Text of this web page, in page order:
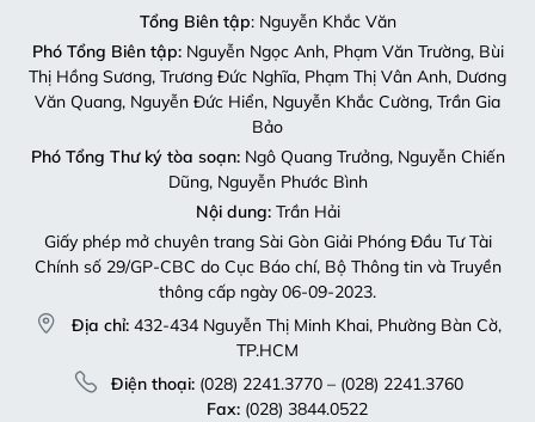
Tổng Biên tập: Nguyễn Khắc Văn
Phó Tổng Biên tập:Nguyễn Ngọc Anh, Phạm Văn Trường, Bùi
Thị Hồng Sương, Trương Đức Nghĩa, Phạm Thị Vân Anh, Dương
Văn Quang, Nguyễn Đức Hiển, Nguyễn Khắc Cường, Trần Gia
Bảo
Phó Tổng Thư ký tòa soạn:Ngô Quang Trưởng, Nguyễn Chiến
Dũng, Nguyễn Phước Bình
Nội dung:Trần Hải
Giấy phép mở chuyên trang Sài Gòn Giải Phóng Đầu Tư Tài
Chính số 29/GP-CBC do Cục Báo chí, Bộ Thông tin và Truyền
thông cấp ngày 06-09-2023.
Địa chỉ: 432-434 Nguyễn Thị Minh Khai, Phường Bàn Cờ,
TP.HCM
Điện thoại:(028) 2241.3770 – (028) 2241.3760
Fax:(028) 3844.0522